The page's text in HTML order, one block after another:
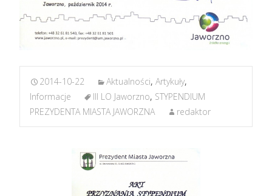
2014-10-22 Aktualności, Artykuły,
Informacje
III LO Jaworzno, STYPENDIUM
PREZYDENTA MIASTA JAWORZNA
redaktor